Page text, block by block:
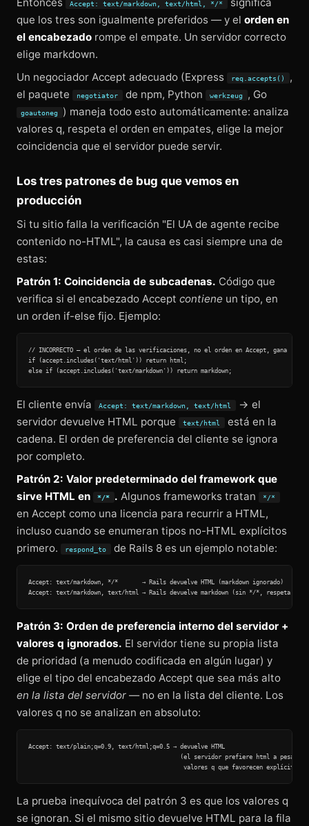
Accept: text/markdown, text/html, */*
que los tres son igualmente preferidos — y el orden en
el encabezado rompe el empate. Un servidor correcto
elige markdown.
Un negociador Accept adecuado (Express
req.accepts()
,
el paquete
negotiator de npm, Python werkzeug , Go
goautoneg
) maneja todo esto automáticamente: analiza
valores q, respeta el orden en empates, elige la mejor
coincidencia que el servidor puede servir.
Los tres patrones de bug que vemos en
producción
Si tu sitio falla la verificación "El UA de agente recibe
contenido no-HTML", la causa es casi siempre una de
estas:
Patrón 1: Coincidencia de subcadenas. Código que
verifica si el encabezado Accept contiene un tipo, en
un orden if-else fijo. Ejemplo:
// INCORRECTO — el orden de las verificaciones, no el orden en Accept, gana
if (accept.includes('text/html')) return html;
El cliente envía Accept: text/markdown, text/html
→ el
servidor devuelve HTML porque
text/html
está en la
cadena. El orden de preferencia del cliente se ignora
por completo.
Patrón 2: Valor predeterminado del framework que
sirve HTML en
*/* . Algunos frameworks tratan */*
en Accept como una licencia para recurrir a HTML,
incluso cuando se enumeran tipos no-HTML explícitos
primero.
respond_to de Rails 8 es un ejemplo notable:
Accept: text/markdown, */*       → Rails devuelve HTML (markdown ignorado)
Patrón 3: Orden de preferencia interno del servidor +
valores q ignorados. El servidor tiene su propia lista
de prioridad (a menudo codificada en algún lugar) y
elige el tipo del encabezado Accept que sea más alto
en la lista del servidor — no en la lista del cliente. Los
valores q no se analizan en absoluto:
Accept: text/plain;q=0.9, text/html;q=0.5 → devuelve HTML
(el servidor prefiere html a pesar de
La prueba inequívoca del patrón 3 es que los valores q
se ignoran. Si el mismo sitio devuelve HTML para la fila